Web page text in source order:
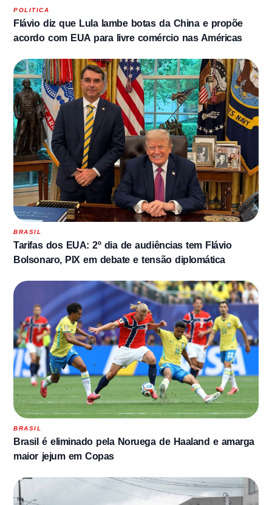
POLITICA
Flávio diz que Lula lambe botas da China e propõe
acordo com EUA para livre comércio nas Américas
BRASIL
Tarifas dos EUA: 2º dia de audiências tem Flávio
Bolsonaro, PIX em debate e tensão diplomática
BRASIL
Brasil é eliminado pela Noruega de Haaland e amarga
maior jejum em Copas